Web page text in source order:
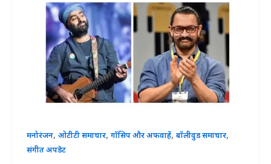
मनोरंजन,ओटीटी समाचार,गॉसिप और अफवाहें,बॉलीवुड समाचार,
संगीत अपडेट